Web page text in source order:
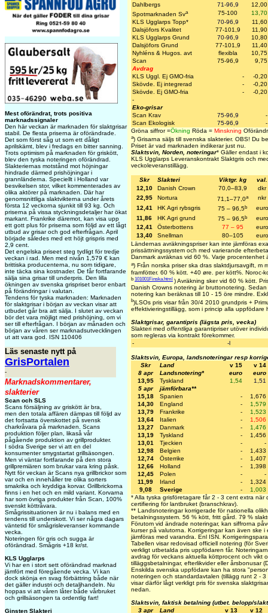
Mest oförändrat, trots positiva
marknadssignaler
Den här veckan är marknaden för slaktgrisar
stabil. De flesta priserna är oförändrade.
Det som först såg ut som ett dåligt
aprilskämt, blev i fredags en bitter sanning.
Trots optimism på marknaden för griskött,
blev den tyska noteringen oförändrad.
Slakteriernas motstånd mot höjningar
hindrade därmed prishöjningar i
grannländerna. Speciellt i Holland var
besvikelsen stor, vilket kommenterades av
olika aktörer på marknaden. Där har
genomsnittliga slaktvikterna under årets
första 12 veckorna sjunkit till 93 kg. Och
priserna på vissa styckningsdetaljer har ökat
markant. Frankrike däremot, kan visa upp
ett gott plus för priserna som följd av ett lågt
utbud av grisar och god efterfrågan. April
började således med ett höjt grispris med
2,9 cent.
Det engelska priseet steg tydligt för tredje
veckan i rad. Men med nivån 1,579 € kan
brittiska producenterna, nu som tidigare,
inte täcka sina kostnader. De får fortfarande
sälja sina grisar till underpris. Den lilla
ökningen av svenska grispriset beror enbart
på förändringar i valutan.
Tendens för tyska marknaden: Marknaden
för slaktgrisar i början av veckan visar att
utbudet går bra att sälja. I slutet av veckan
bör det vara möjligt med prishöjning, om vi
ser till efterfrågan. I början av månaden och
början av våren ser marknadsutvecklingen
ut att vara god. ISN 110406
Läs senaste nytt på
GrisPortalen
-
Marknadskommentarer,
slakterier
Scan och SLS
Scans försäljning av griskött är bra,
men den totala affären dämpas till följd av
det fortsatta överskottet på svensk
charkråvara på marknaden. Scans
produktion följer plan, likaså vår
pågående produktion av grillprodukter.
I södra Sverige ser vi att en del
konsumenter smygstartat grillsäsongen.
Men vi väntar fortfarande på den stora
grillpremiären som brukar vara kring påsk.
Nytt för veckan är Scans nya grillbrickor som
var och en innehåller tre olika sorters
smakrika och kryddiga korvar. Grillbrickorna
finns i en het och en mild variant. Korvarna
har som övriga produkter från Scan, 100%
svenskt köttråvara.
Smågrissituationen är nu i balans med en
tendens till underskott. Vi ser några dagars
väntetid för smågrisleveranser kommande
vecka.
Noteringen för gris och sugga är
oförändrad. Smågris +18 kr/st.
KLS Ugglarps
Vi har en i stort sett oförändrad marknad
jämfört med föregående vecka. Vi kan
dock skönja en svag förbättring både när
det gäller industri och detaljhandeln. Nu
hoppas vi att våren låter både vårbruket
och grillsäsongen ta ordentlig fart!
Ginsten Slakteri
Dahlbergs
71-96,9
12,00
Spotmarknaden Sva 75-100
13,70
KLS Ugglarps Topp* 70-96,9
11,60
Dalsjöfors Kvalitet
77-101,9
11,90
KLS Ugglarps Grund
70-96,9
10,80
Dalsjöfors Grund
77-101,9
11,40
Nyhléns & Hugos. avt
flexibla
10,75
Scan
75-96,9
9,75
Avdrag
KLS Uggl. Ej GMO-fria
-
-0,20
Skövde. Ej integrerad
-
-0,20
Skövde. Ej GMO-fria
-
-0,20
-
Eko-grisar
Scan Krav
75-96,9
-
Scan Ekologisk
75-96,9
-
Gröna siffror =Ökning Röda = Minskning
a) Grisarna säljs till svenska slakterier. OBS! Du
Priset är vad marknaden indikerar just nu.
Slaktsvin, Norden, noteringar* Gäller endast i
KLS Ugglarps Leveranskontrakt Slaktgris och
veckoleveranstillägg.
Skr Slakteri Viktgr. kg
val.
12,10
Danish Crown 70,0–83,9
dkr
22,95
Nortura 71,1–77,0a
nkr
12,41
HK Agri rybsgris 75 – 96,5b
euro
11,86
HK Agri grund 75 – 96,5b
euro
12,41
Österbottens 77 – 95
euro
13,40
Snellman 80–105
euro
Ländernas avräkningspriser kan inte jämföras
prissättningssystem och med varierande
Danmark avräknas vid 60 %. Varje procentenhet
a) Från norska priser ska dras slaktdjursavgift, m
framfötter. 60 % kött. +40 øre. per kött%. Noroc-
b 101001Finska.html ) Avräkning sker vid 60 % kött.
Danish Crowns notering är bruttonotering.
notering kan beräknas till 10 - 15 öre mindre.
b)LSOs pris visar från 30/4 2010 grundpris +
effektivieringstillägg, som i princip alla uppfödare
Slaktgrisar, garantipris (lägsta pris, vecka)
Slakteri med offentliga garantipriser utöver
som regleras via kontrakt förekommer.
-
-l
Slaktsvin, Europa, landsnoteringar resp
Skr
Land v 15
v 14
8 apr
Landsnotering* euro
euro
13,95
Tyskland 1,54
1,51
5 apr
jämförbara**
15,18
Spanien -
1,676
14,30
England -
1,579
13,79
Frankrike -
1,523
13,64
Italien -
1,506
13,27
Danmark -
1,476
13,19
Tyskland -
1,456
13,01
Tjeckien -
-
12,98
Belgien -
1,433
12,74
Österrike -
1,407
12,66
Holland -
1,398
12,45
Polen -
-
11,99
Irland -
1,324
9,08
Sverige -
1,003
* Alla tyska grisföretagare får 2 - 3 cent extra när
certifiering för lantbruket (branschkrav).
** Landsnoteringar korrigerade för nationella
betalningssystem. 56 % kött, fritt gård. 79 %
Förutom vid ändrade noteringar, kan siffrorna
kurser på valutorna. Korrigeringar kan även ske
jämföras med varandra. Enl ISN.
Tabellen visar redovisad officiell notering (för
verkligt utbetalda pris uppfödaren får.
avdrag för veckans aktuella köttprocent och vikt
tilläggsbetalningar, efterlikvider eller årsbonusar
Enskilda svenska uppfödare kan ha stora
noteringen och standardavtalen (tillägg runt 2 - 3
visar därför lågt verkligt pris för svenska
nedan.
Slaktsvin, faktisk betalning (utbet. belopp/
3 apr
Land v 13
v 12